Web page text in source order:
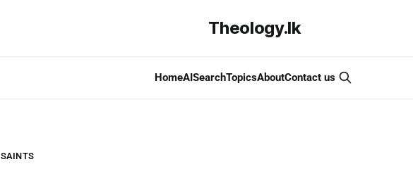
Theology.lk
HomeAISearchTopicsAboutContact us
SAINTS